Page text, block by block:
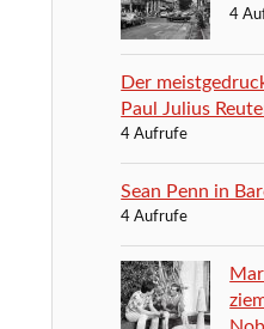
4
Der
Paul Julius
4 Aufrufe
Sean Penn in
4 Aufrufe